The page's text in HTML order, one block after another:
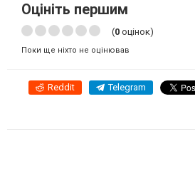
Оцініть першим
(0 оцінок)
Поки ще ніхто не оцінював
Reddit Telegram